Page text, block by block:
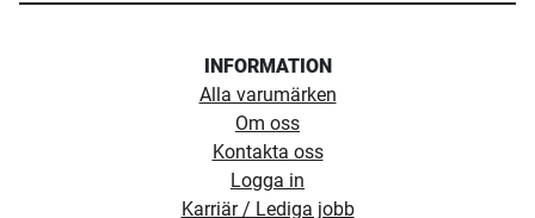
INFORMATION
Alla varumärken
Om oss
Kontakta oss
Logga in
Karriär / Lediga jobb